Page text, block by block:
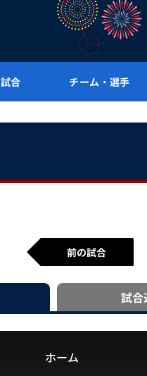
試合 チーム・選手
前の試合
試合
ホーム